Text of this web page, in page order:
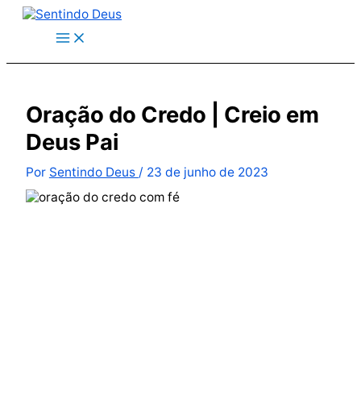
conteúdo
Oração do Credo | Creio em
Deus Pai
Por Sentindo Deus / 23 de junho de 2023